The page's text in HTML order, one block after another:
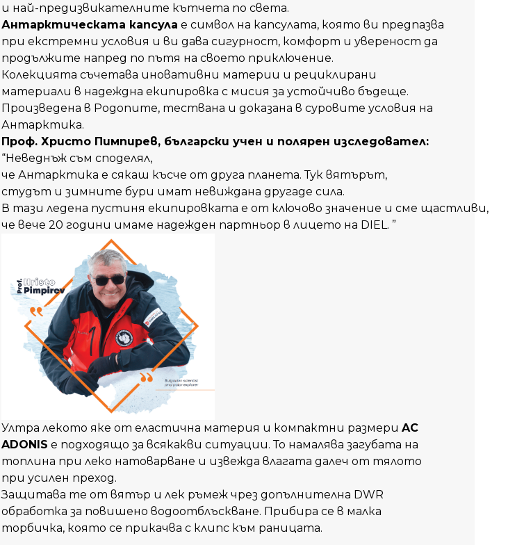
и най-предизвикателните кътчета по света.
Антарктическата капсула е символ на капсулата, която ви предпазва
при екстремни условия и ви дава сигурност, комфорт и увереност да
продължите напред по пътя на своето приключение.
Колекцията съчетава иновативни материи и рециклирани
материали в надеждна екипировка с мисия за устойчиво бъдеще.
Произведена в Родопите, тествана и доказана в суровите условия на
Антарктика.
Проф. ХристоПимпирев, български учен и полярен изследовател:
“Неведнъжсъм споделял,
че Антарктика е сякаш късче от друга планета. Тук вятърът,
студът и зимните бури имат невиждана другаде сила.
В тази ледена пустиня екипировката е от ключово значение и сме щастливи,
че вече 20 години имаме надежден партньор в лицето на DIEL. ”
Ултра лекото яке от еластична материя и компактни размери AC
ADONIS е подходящо за всякакви ситуации. То намалява загубата на
топлина при леко натоварване и извежда влагата далеч от тялото
при усилен преход.
Защитава те от вятър и лек ръмеж чрез допълнителна DWR
обработка за повишено водоотблъскване. Прибира се в малка
торбичка, която се прикачва с клипс към раницата.